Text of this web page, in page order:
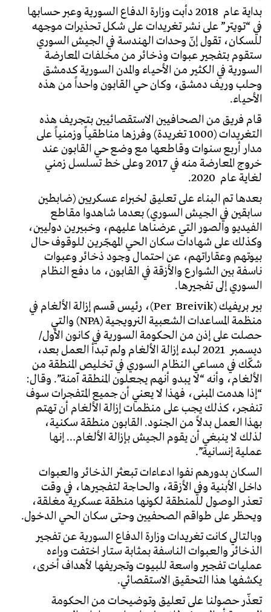
بداية عام 2018 دأبت وزارة الدفاع السورية وعبر حسابها
في “تويتر” على نشر تغريدات على شكل تحذيرات موجهه
للسكان، تقول إنّ وحدات الهندسة في الجيش السوري
ستقوم بتفجير عبوات وذخائر من مخلفات المعارضة
السورية في الكثير من الأحياء والمدن السورية كدمشق
وحلب وريف دمشق، وكان حي القابون واحداً من هذه
الأحياء.
قام فريق من الصحافيين الاستقصائيين بتجريف هذه
التغريدات (1000 تغريدة) وفرزها مناطقياً وزمنياً على
مدار أربع سنوات وقاطعها مع وضع حي القابون عند
خروج المعارضة منه في 2017 وعلى خط تسلسل زمني
لغاية عام 2020.
بعدها تم البناء على تعليق لخبراء عسكريين (ضابطين
سابقين في الجيش السوري) بعدما شاهدوا مقاطع
الفيديو والصور التي عرضناها عليهم، وخبيرين دوليين،
وكذلك على شهادات سكان الحي المهجّرين للوقوف حال
بيوتهم وعقاراتهم، عن احتمال وجود ذخائر وعبوات
ناسفة بين الشوارع والأزقة في القابون، ما دفع النظام
السوري إلى تفجيرها.
بير بريفيك (Per Breivik)، رئيس قسم إزالة الألغام في
منظمة المساعدات الشعبية النرويجية (NPA) والتي
حصلت على إذن من الحكومة السورية في كانون الأول/
ديسمبر 2021 لبدء إزالة الألغام ولم تبدأ العمل بعد،
شكّك في مساعي النظام السوري في تخليص المنطقة من
الألغام، وأنه “لا يبدو أنهم يجعلون المنطقة آمنة”. وقال:
“إذا هدمت المبنى، فهذا لا يعني أن جميع المتفجرات سوف
تنفجر، كذلك يجب على منظمات إزالة الألغام أن تهتم
بهذا العمل بدلاً من الجنود. القابون منطقة سكنية،
لذلك لا ينبغي أن يقوم الجيش بإزالة الألغام… إنها
عملية إنسانية”.
السكان بدورهم نفوا ادعاءات تبعثر الذخائر والعبوات
داخل الأبنية وفي الأزقة، والحاجة لتفجيرها، في وقت
تعذر الوصول للمنطقة لكونها منطقة عسكرية مغلقة،
ويحظر على طواقم الصحفيين وحتى سكان الحي الدخول.
وبالتالي كانت تغريدات وزارة الدفاع السورية عن تفجير
الذخائر والعبوات الناسفة بمثابة ستار اختفت وراءه
عمليات تفجير واسعة للبيوت وتجريفها لأهداف أخرى،
يكشفها هذا التحقيق الاستقصائي.
تعذّر حصولنا على تعليق وتوضيحات من الحكومة